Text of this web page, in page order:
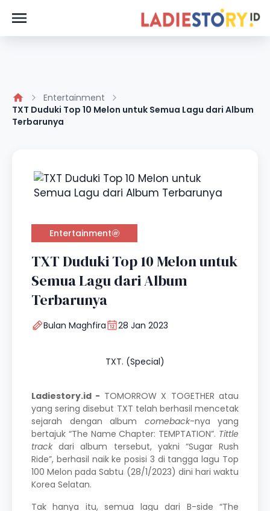
Entertainment
TXT Duduki Top 10 Melon untuk Semua Lagu dari Album
Terbarunya
Entertainment
TXT Duduki Top 10 Melon untuk
Semua Lagu dari Album
Terbarunya
Bulan Maghfira 28 Jan 2023
TXT. (Special)
Ladiestory.id - TOMORROW X TOGETHER atau
yang sering disebut TXT telah berhasil mencetak
sejarah dengan album comeback-nya yang
bertajuk “The Name Chapter: TEMPTATION”. Tittle
trackdari album tersebut, yakni “Sugar Rush
Ride”, berhasil naik ke posisi 3 di tangga lagu Top
100 Melon pada Sabtu (28/1/2023) dini hari waktu
Korea Selatan.
Tak hanya itu, semua lagu dari B-side “The